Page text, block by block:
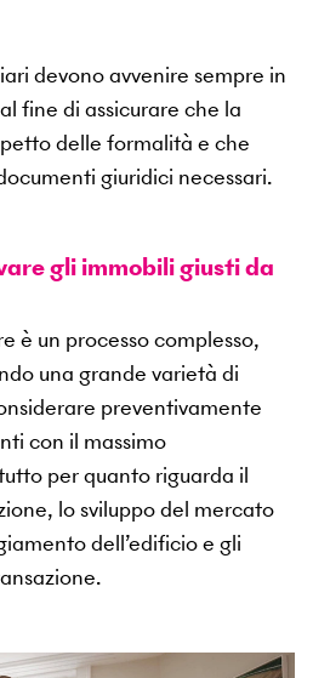
devono avvenire sempre in
fine di assicurare che la
delle formalità e che
giuridici necessari.
gli immobili giusti da
è un processo complesso,
una grande varietà di
preventivamente
con il massimo
per quanto riguarda il
lo sviluppo del mercato
dell’edificio e gli